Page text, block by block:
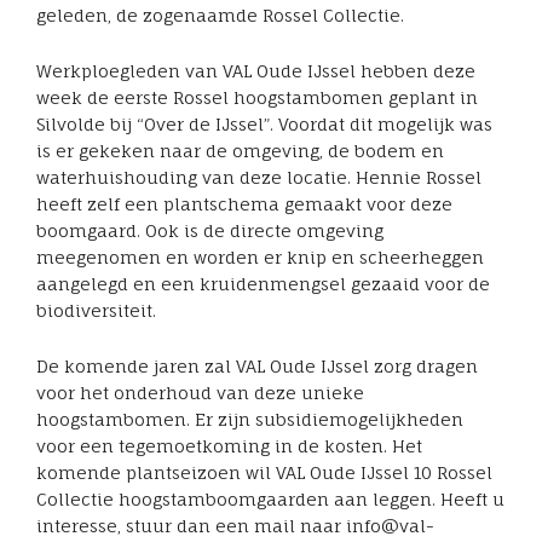
geleden, de zogenaamde Rossel Collectie.
Werkploegleden van VAL Oude IJssel hebben deze
week de eerste Rossel hoogstambomen geplant in
Silvolde bij “Over de IJssel”. Voordat dit mogelijk was
is er gekeken naar de omgeving, de bodem en
waterhuishouding van deze locatie. Hennie Rossel
heeft zelf een plantschema gemaakt voor deze
boomgaard. Ook is de directe omgeving
meegenomen en worden er knip en scheerheggen
aangelegd en een kruidenmengsel gezaaid voor de
biodiversiteit.
De komende jaren zal VAL Oude IJssel zorg dragen
voor het onderhoud van deze unieke
hoogstambomen. Er zijn subsidiemogelijkheden
voor een tegemoetkoming in de kosten. Het
komende plantseizoen wil VAL Oude IJssel 10 Rossel
Collectie hoogstamboomgaarden aan leggen. Heeft u
interesse, stuur dan een mail naar info@val-